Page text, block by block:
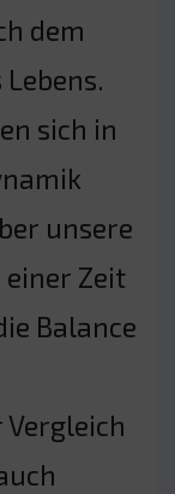
dem
sich in
unsere
Zeit
Balance